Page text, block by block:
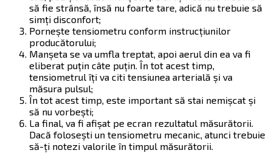
să fie strânsă, însă nu foarte tare, adică nu trebuie să
simți disconfort;
Pornește tensiometru conform instrucțiunilor
producătorului;
Manșeta se va umfla treptat, apoi aerul din ea va fi
eliberat puțin câte puțin. În tot acest timp,
tensiometrul îți va citi tensiunea arterială și va
măsura pulsul;
În tot acest timp, este important să stai nemișcat și
să nu vorbești;
La final, va fi afișat pe ecran rezultatul măsurătorii.
Dacă folosești un tensiometru mecanic, atunci trebuie
să-ți notezi valorile în timpul măsurătorii.